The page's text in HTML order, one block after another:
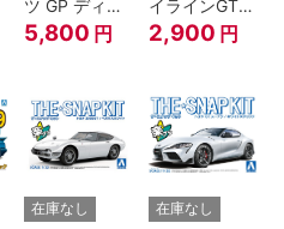
ツ GP ディテ
ールアップ バ
ージョン”
5,800 円
イラインGT-R
Z-tune '04
2,900 円
在庫なし 在庫なし